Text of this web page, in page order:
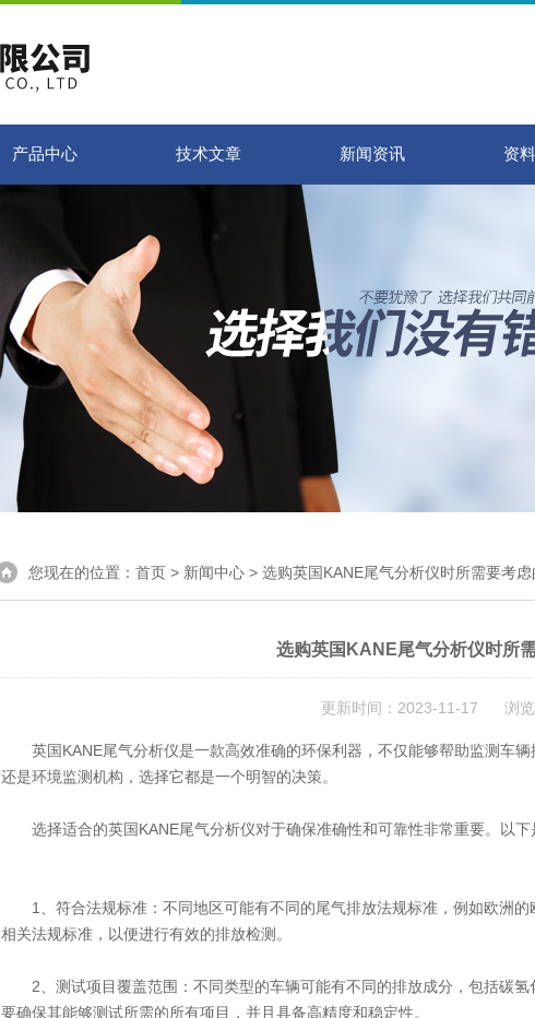
产品中心 技术文章 新闻资讯 资
您现在的位置： 首页 > 新闻中心 > 选购英国KANE尾气分析仪时所需要考
选购英国KANE尾气分析仪时所
更新时间：2023-11-17 浏览
英国KANE尾气分析仪是一款高效准确的环保利器，不仅能够帮助监测车辆
还是环境监测机构，选择它都是一个明智的决策。
选择适合的英国KANE尾气分析仪对于确保准确性和可靠性非常重要。以
1、符合法规标准：不同地区可能有不同的尾气排放法规标准，例如欧洲的
相关法规标准，以便进行有效的排放检测。
2、测试项目覆盖范围：不同类型的车辆可能有不同的排放成分，包括碳氢
要确保其能够测试所需的所有项目，并且具备高精度和稳定性。